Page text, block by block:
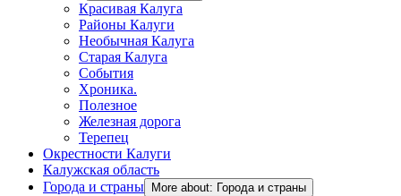
Красивая Калуга
Районы Калуги
Необычная Калуга
Старая Калуга
События
Хроника.
Полезное
Железная дорога
Терепец
Окрестности Калуги
Калужская область
Города и страны
More about: Города и страны